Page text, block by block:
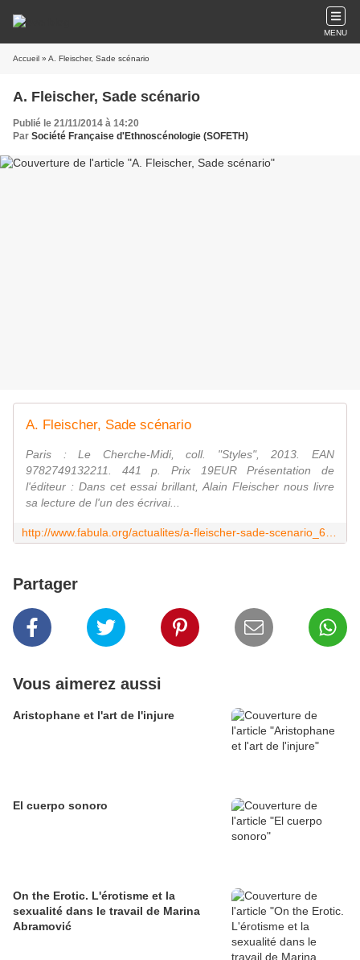
MENU
Accueil » A. Fleischer, Sade scénario
A. Fleischer, Sade scénario
Publié le 21/11/2014 à 14:20
Par Société Française d'Ethnoscénologie (SOFETH)
A. Fleischer, Sade scénario
Paris : Le Cherche-Midi, coll. "Styles", 2013. EAN
9782749132211. 441 p. Prix 19EUR Présentation de
l'éditeur : Dans cet essai brillant, Alain Fleischer nous livre
sa lecture de l'un des écrivai...
Partager
Vous aimerez aussi
Aristophane et l'art de l'injure
El cuerpo sonoro
On the Erotic. L'érotisme et la
sexualité dans le travail de Marina
Abramović